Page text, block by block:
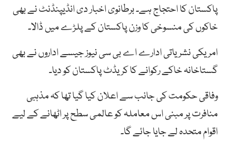
پاکستانکااحتجاجہے۔ برطانویاخباردیانڈیپنڈنٹنےبھی
خاکوںکیمنسوخیکاوزنپاکستانکےپلڑےمیںڈالا۔
امریکی نشریاتی ادارے اےبیسینیوزجیسےاداروںنےبھی
گستاخانہخاکےرکوانےکاکریڈٹپاکستانکودیا۔
وفاقی حکومت کی جانب سے اعلان کیا گیا تھا کہ مذہبی
منافرت پر مبنی اس معاملہ کو عالمی سطح پر اٹھانے کے لیے
اقوام متحدہ لے جایا جائے گا۔